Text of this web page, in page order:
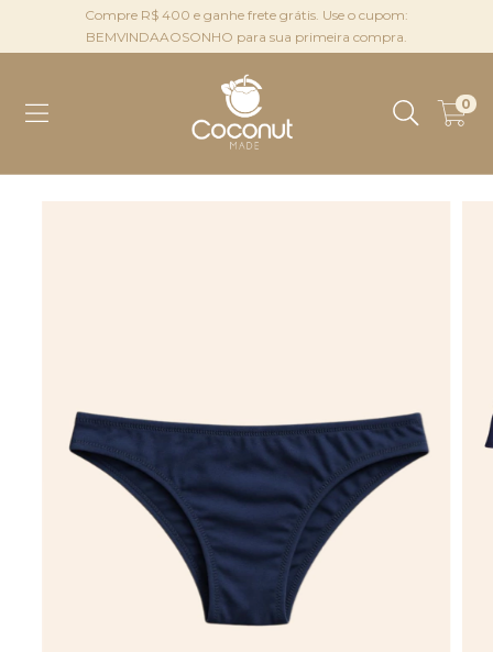
Compre R$ 400 e ganhe frete grátis. Use o cupom:
BEMVINDAAOSONHO para sua primeira compra.
0